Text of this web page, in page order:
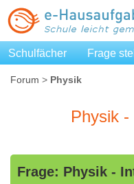
Schulfächer Frage
Forum > Physik
Physik
Frage: Physik -